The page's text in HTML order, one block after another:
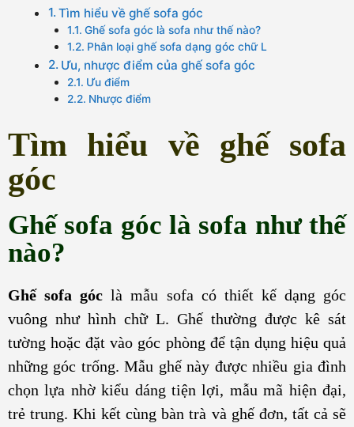
Tìm hiểu về ghế sofa góc
Ghế sofa góc là sofa như thế nào?
Phân loại ghế sofa dạng góc chữ L
Ưu, nhược điểm của ghế sofa góc
Ưu điểm
Nhược điểm
Tìm hiểu về ghế sofa
góc
Ghế sofa góc là sofa như thế
nào?
Ghế sofa góc là mẫu sofa có thiết kế dạng góc
vuông như hình chữ L. Ghế thường được kê sát
tường hoặc đặt vào góc phòng để tận dụng hiệu quả
những góc trống. Mẫu ghế này được nhiều gia đình
chọn lựa nhờ kiểu dáng tiện lợi, mẫu mã hiện đại,
trẻ trung. Khi kết cùng bàn trà và ghế đơn, tất cả sẽ